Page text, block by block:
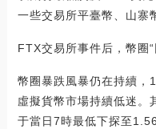
一些交易所平臺幣、山寨
FTX交易所事件后，幣圈“
幣圈暴跌風暴仍在持續，
虛擬貨幣市場持續低迷。
于當日7時最低下探至